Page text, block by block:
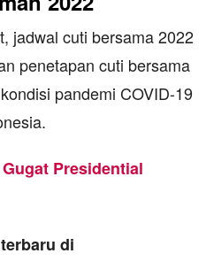
jadwal cuti bersama 2022
penetapan cuti bersama
pandemi COVID-19
Presidential
di